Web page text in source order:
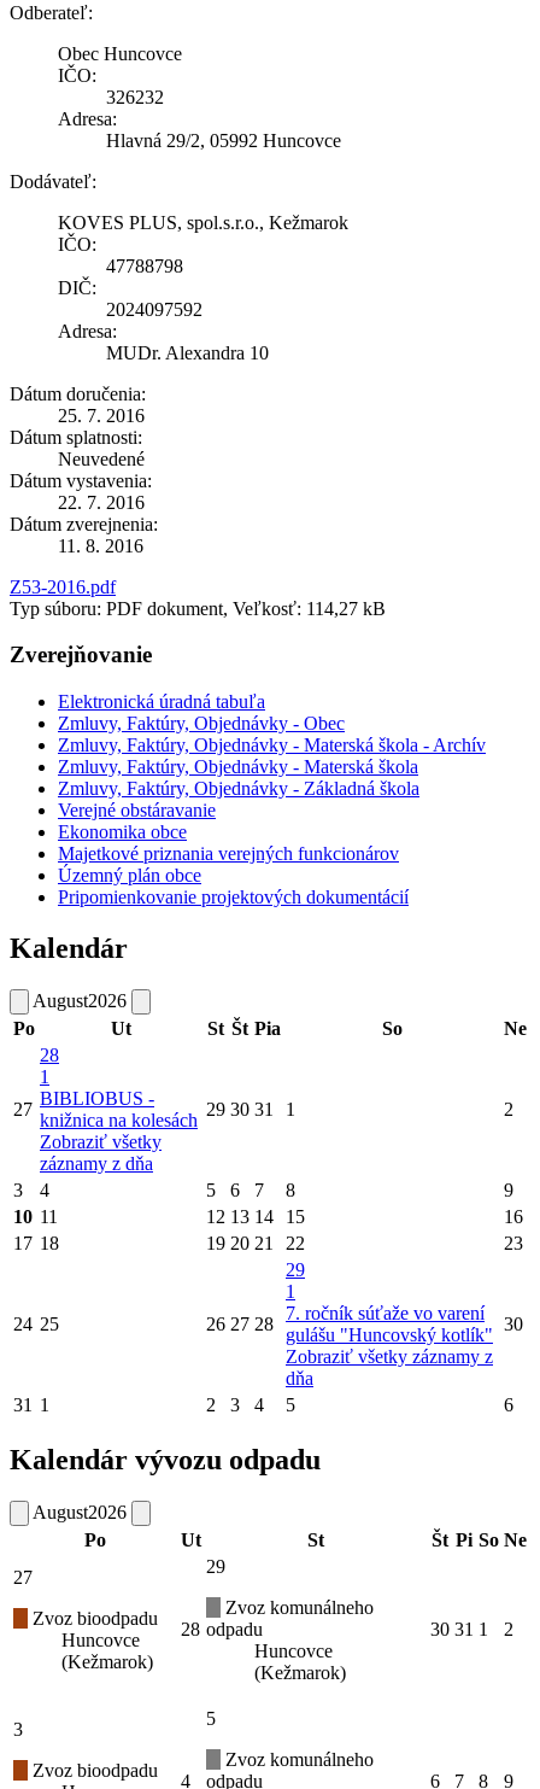
Odberateľ:
Obec Huncovce
IČO:
326232
Adresa:
Hlavná 29/2, 05992 Huncovce
Dodávateľ:
KOVES PLUS, spol.s.r.o., Kežmarok
IČO:
47788798
DIČ:
2024097592
Adresa:
MUDr. Alexandra 10
Dátum doručenia:
25. 7. 2016
Dátum splatnosti:
Neuvedené
Dátum vystavenia:
22. 7. 2016
Dátum zverejnenia:
11. 8. 2016
Z53-2016.pdf
Typ súboru: PDF dokument, Veľkosť: 114,27 kB
Zverejňovanie
Elektronická úradná tabuľa
Zmluvy, Faktúry, Objednávky - Obec
Zmluvy, Faktúry, Objednávky - Materská škola - Archív
Zmluvy, Faktúry, Objednávky - Materská škola
Zmluvy, Faktúry, Objednávky - Základná škola
Verejné obstáravanie
Ekonomika obce
Majetkové priznania verejných funkcionárov
Územný plán obce
Pripomienkovanie projektových dokumentácií
Kalendár
August2026
Po
Ut St Št Pia So Ne
27
28
1
BIBLIOBUS -
knižnica na kolesách
Zobraziť všetky
záznamy z dňa
29 30 31 1 2
3 4 5 6 7 8
9
10 11 12 13 14 15
16
17 18 19 20 21 22 23
24 25 26 27 28
29
1
7. ročník súťaže vo varení
gulášu "Huncovský kotlík"
Zobraziť všetky záznamy z
dňa
30
31 1 2 3 4 5 6
Kalendár vývozu odpadu
August2026
Po
Ut St Št Pi So Ne
27
Zvoz bioodpadu
Huncovce
(Kežmarok)
28
29
Zvoz komunálneho
odpadu
Huncovce
(Kežmarok)
30 31 1 2
3
Zvoz bioodpadu
4
5
Zvoz komunálneho
odpadu
6 7 8 9